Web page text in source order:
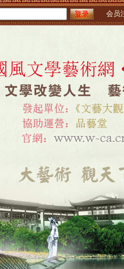
会员